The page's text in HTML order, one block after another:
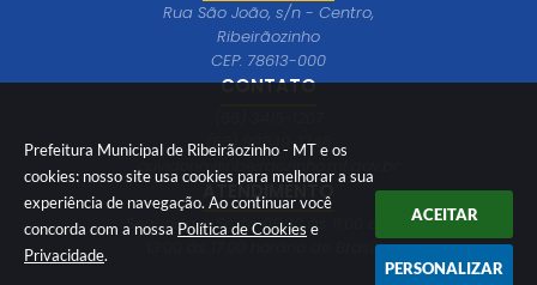
Prefeitura Municipal de Ribeirãozinho - MT e os
cookies: nosso site usa cookies para melhorar a sua
experiência de navegação. Ao continuar você
concorda com a nossa Política de Cookies e
Privacidade.
ACEITAR
PERSONALIZAR
Rua São João, s/n - Centro,
Ribeirãozinho
CEP: 78613-000
CONTATO
(66) 99649-1746
ouvidoria@ribeiraozinho.mt.gov.br
ATENDIMENTO
Segunda à Sexta 08:00 às 11:00 e das
13:00 às 17:00 horário de Brasília